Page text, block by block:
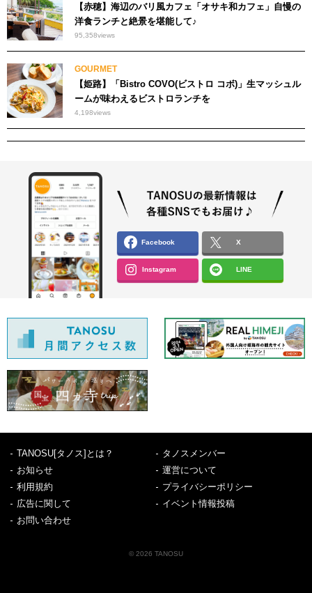
【赤穂】海辺のバリ風カフェ「オサキ和カフェ」自慢の
洋食ランチと絶景を堪能して♪
95,358views
GOURMET
【姫路】「Bistro COVO(ビストロ コボ)」生マッシュル
ームが味わえるビストロランチを
4,198views
Facebook X
Instagram LINE
TANOSU[タノス]とは？
タノスメンバー
お知らせ
運営について
利用規約
プライバシーポリシー
広告に関して
イベント情報投稿
お問い合わせ
© 2026 TANOSU